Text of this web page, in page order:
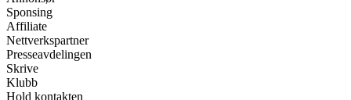
Sponsing
Affiliate
Nettverkspartner
Presseavdelingen
Skrive
Klubb
Hold kontakten